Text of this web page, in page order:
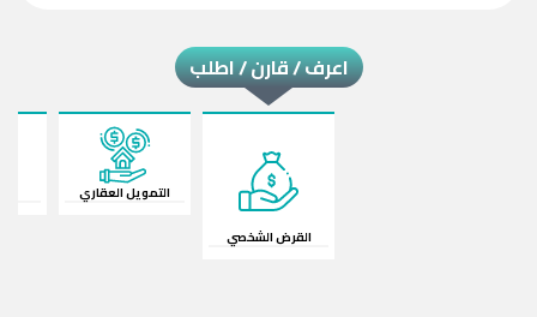
اعرف / قارن / اطلب
التمويل العقاري
قرض السيارة